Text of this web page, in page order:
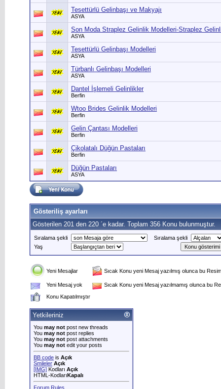
Tesettürlü Gelinbaşı ve Makyajı
ASYA
Son Moda Straplez Gelinlik Modelleri-Straplez
ASYA
Tesettürlü Gelinbaşı Modelleri
ASYA
Türbanlı Gelinbaşı Modelleri
ASYA
Dantel İşlemeli Gelinlikler
Berfin
Wtoo Brides Gelinlik Modelleri
Berfin
Gelin Çantası Modelleri
Berfin
Çikolatalı Düğün Pastaları
Berfin
Düğün Pastaları
ASYA
Gösteriliş ayarları
Gösterilen 201 den 220 ´e kadar. Toplam 356 Konu bulunmuştur.
Sıralama şekli
Sıralama şekli
Yaş
Yeni Mesajlar Sıcak Konu yeni Mesaj yazılmış olunca bu
Yeni Mesaj yok
Sıcak Konu yeni Mesaj yazılmamış olunca bu
Konu Kapatılmıştır
Yetkileriniz
You may not post new threads
You may not post replies
You may not post attachments
You may not edit your posts
BB code is Açık
Smileler Açık
[IMG] Kodları Açık
HTML-KodlarıKapalı
Forum Rules